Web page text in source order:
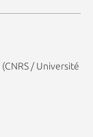
/ Université